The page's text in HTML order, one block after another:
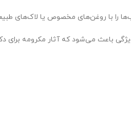
را با روغن‌های مخصوص یا لاک‌های
باعث می‌شود که آثار مکرومه برای